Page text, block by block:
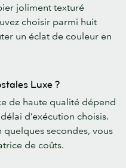
joliment texturé
choisir parmi huit
un éclat de couleur en
Luxe ?
de haute qualité dépend
d’exécution choisis.
secondes, vous
de coûts.